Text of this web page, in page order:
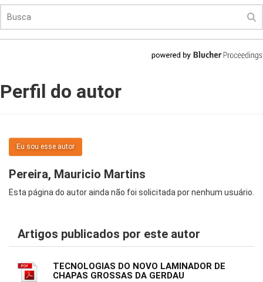
Perfil do autor
Eu sou esse autor
Pereira, Mauricio Martins
Esta página do autor ainda não foi solicitada por nenhum usuário.
Artigos publicados por este autor
TECNOLOGIAS DO NOVO LAMINADOR DE
CHAPAS GROSSAS DA GERDAU